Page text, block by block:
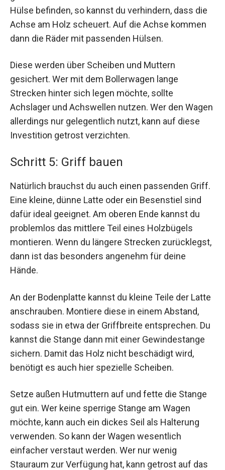
Hülse befinden, so kannst du verhindern, dass die
Achse am Holz scheuert. Auf die Achse kommen
dann die Räder mit passenden Hülsen.
Diese werden über Scheiben und Muttern
gesichert. Wer mit dem Bollerwagen lange
Strecken hinter sich legen möchte, sollte
Achslager und Achswellen nutzen. Wer den Wagen
allerdings nur gelegentlich nutzt, kann auf diese
Investition getrost verzichten.
Schritt 5: Griff bauen
Natürlich brauchst du auch einen passenden Griff.
Eine kleine, dünne Latte oder ein Besenstiel sind
dafür ideal geeignet. Am oberen Ende kannst du
problemlos das mittlere Teil eines Holzbügels
montieren. Wenn du längere Strecken zurücklegst,
dann ist das besonders angenehm für deine
Hände.
An der Bodenplatte kannst du kleine Teile der Latte
anschrauben. Montiere diese in einem Abstand,
sodass sie in etwa der Griffbreite entsprechen. Du
kannst die Stange dann mit einer Gewindestange
sichern. Damit das Holz nicht beschädigt wird,
benötigt es auch hier spezielle Scheiben.
Setze außen Hutmuttern auf und fette die Stange
gut ein. Wer keine sperrige Stange am Wagen
möchte, kann auch ein dickes Seil als Halterung
verwenden. So kann der Wagen wesentlich
einfacher verstaut werden. Wer nur wenig
Stauraum zur Verfügung hat, kann getrost auf das